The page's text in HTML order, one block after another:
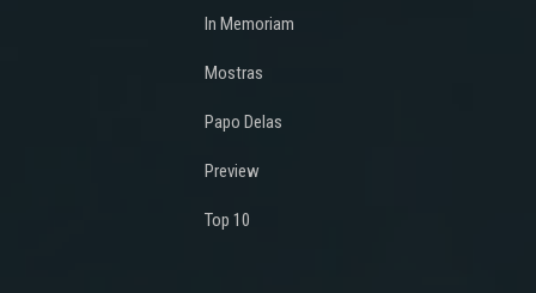
In Memoriam
Mostras
Papo Delas
Preview
Top 10